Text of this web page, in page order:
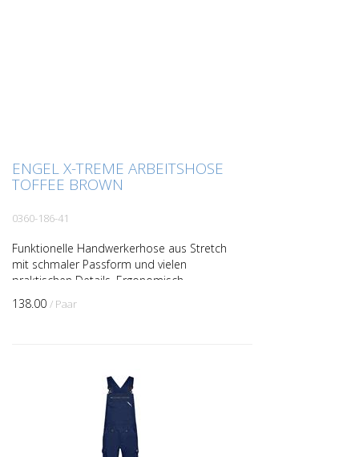
ENGEL X-TREME ARBEITSHOSE
TOFFEE BROWN
0360-186-41
Funktionelle Handwerkerhose aus Stretch
mit schmaler Passform und vielen
praktischen Details. Ergonomisch
geformte Knie und Innennaht-Zwickel für
noch mehr Tragekomfort. ...
138.00 / Paar